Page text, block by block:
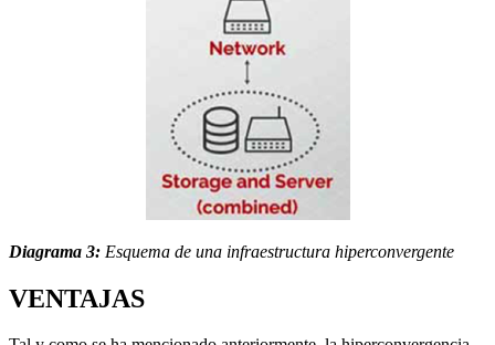
Diagrama 3: Esquema de una infraestructura hiperconvergente
VENTAJAS